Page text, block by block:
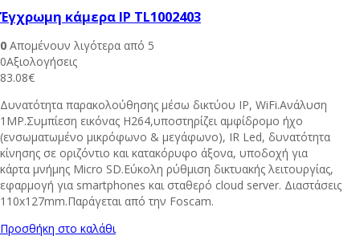
Έγχρωμη κάμερα IP TL1002403
0 Απομένουν λιγότερα από 5
0Αξιολογήσεις
83.08€
Δυνατότητα παρακολούθησης μέσω δικτύου IP, WiFi.Ανάλυση
1MP.Συμπίεση εικόνας Η264,υποστηρίζει αμφίδρομο ήχο
(ενσωματωμένο μικρόφωνο & μεγάφωνο), IR Led, δυνατότητα
κίνησης σε οριζόντιο και κατακόρυφο άξονα, υποδοχή για
κάρτα μνήμης Micro SD.Εύκολη ρύθμιση δικτυακής λειτουργίας,
εφαρμογή για smartphones και σταθερό cloud server. Διαστάσεις
110x127mm.Παράγεται από την Foscam.
Προσθήκη στο καλάθι